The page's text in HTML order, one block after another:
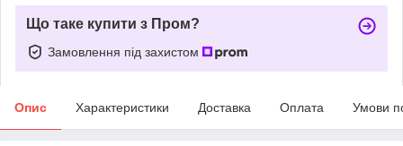
Що таке купити з Пром?
Замовлення під захистом
Опис Характеристики Доставка Оплата Умови